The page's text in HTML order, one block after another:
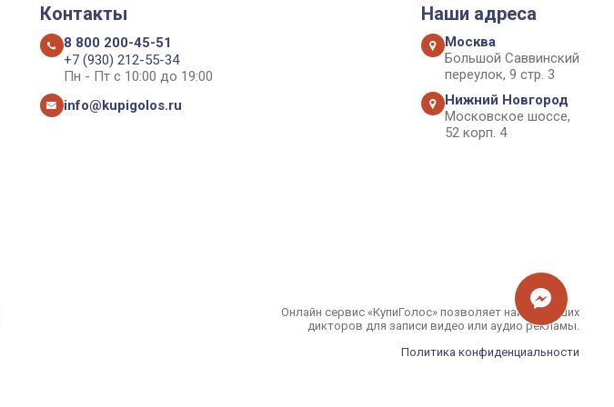
Контакты
8 800 200-45-51
+7 (930) 212-55-34
Пн - Пт с 10:00 до 19:00
info@kupigolos.ru
Наши адреса
Москва
Большой Саввинский
переулок, 9 стр. 3
Нижний Новгород
Московское шоссе,
52 корп. 4
Онлайн сервис «КупиГолос» позволяет найти лучших
дикторов для записи видео или аудио рекламы.
Политика конфиденциальности